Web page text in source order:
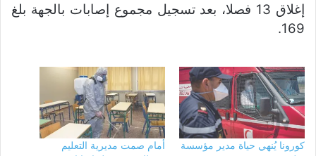
إغلاق 13 فصلا، بعد تسجيل مجموع إصابات بالجهة بلغ
169.
كورونا يُنهي حياة مدير مؤسسة
أمام صمت مديرية التعليم